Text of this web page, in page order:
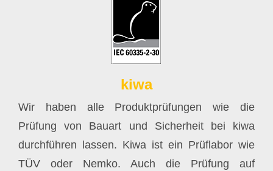
kiwa
Wir haben alle Produktprüfungen wie die
Prüfung von Bauart und Sicherheit bei kiwa
durchführen lassen. Kiwa ist ein Prüflabor wie
TÜV oder Nemko. Auch die Prüfung auf